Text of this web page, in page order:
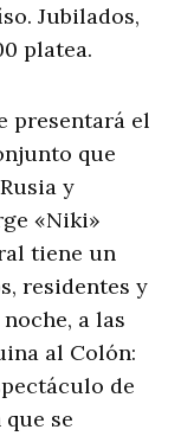
Jubilados,
platea.
presentará el
que
y
«Niki»
tiene un
residentes y
a las
al Colón:
de
se